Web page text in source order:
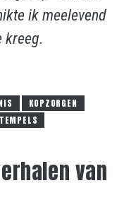
ik meelevend
kreeg.
KOPZORGEN
van